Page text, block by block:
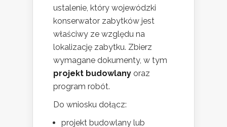
ustalenie, który wojewódzki
konserwator zabytków jest
właściwy ze względu na
lokalizację zabytku. Zbierz
wymagane dokumenty, w tym
projekt budowlany oraz
program robót.
Do wniosku dołącz:
projekt budowlany lub